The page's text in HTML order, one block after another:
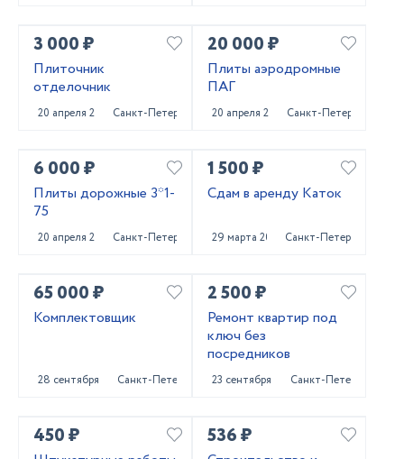
3 000 ₽
Плиточник
отделочник
20 апреля 2023 Санкт-Петербург
20 000 ₽
Плиты аэродромные
ПАГ
20 апреля 2023 Санкт-Петербург
6 000 ₽
Плиты дорожные 3*1-
75
20 апреля 2023 Санкт-Петербург
1 500 ₽
Сдам в аренду Каток
29 марта 2023 Санкт-Петербург
65 000 ₽
Комплектовщик
28 сентября 2022Санкт-Петербург
2 500 ₽
Ремонт квартир под
ключ без
посредников
23 сентября 2022Санкт-Петербург
450 ₽ 536 ₽